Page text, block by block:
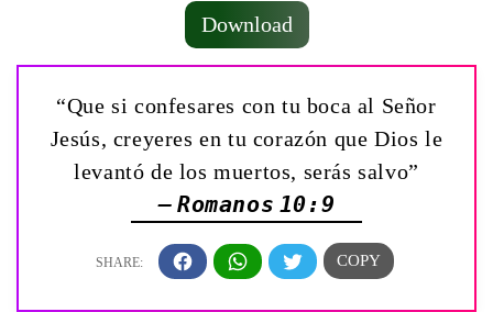
Download
“Que si confesares con tu boca al Señor
Jesús, creyeres en tu corazón que Dios le
levantó de los muertos, serás salvo”
— Romanos 10:9